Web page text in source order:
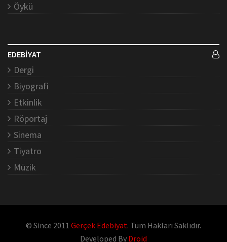
Öykü
EDEBİYAT
Dergi
Biyografi
Etkinlik
Röportaj
Sinema
Tiyatro
Müzik
© Since 2011 Gerçek Edebiyat. Tüm Hakları Saklıdır.
Developed By Droid